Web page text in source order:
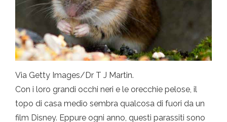
Via Getty Images/Dr T J Martin.
Con i loro grandi occhi neri e le orecchie pelose, il
topo di casa medio sembra qualcosa di fuori da un
film Disney. Eppure ogni anno, questi parassiti sono